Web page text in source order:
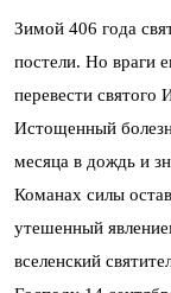
Зимой 406 года
постели. Но враги
перевести святого
Истощенный
месяца в дождь и
Команах силы
утешенный
вселенский